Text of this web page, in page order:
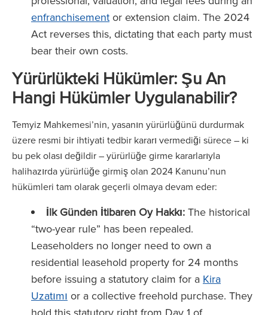
enfranchisement or extension claim. The 2024
Act reverses this, dictating that each party must
bear their own costs.
Yürürlükteki Hükümler: Şu An
Hangi Hükümler Uygulanabilir?
Temyiz Mahkemesi’nin, yasanın yürürlüğünü durdurmak
üzere resmi bir ihtiyati tedbir kararı vermediği sürece – ki
bu pek olası değildir – yürürlüğe girme kararlarıyla
halihazırda yürürlüğe girmiş olan 2024 Kanunu’nun
hükümleri tam olarak geçerli olmaya devam eder:
İlk Günden İtibaren Oy Hakkı: The historical
“two-year rule” has been repealed.
Leaseholders no longer need to own a
residential leasehold property for 24 months
before issuing a statutory claim for a Kira
Uzatımı or a collective freehold purchase. They